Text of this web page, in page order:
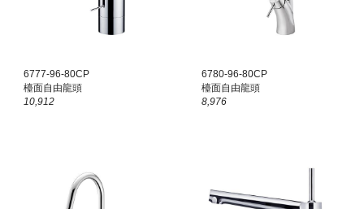
6777-96-80CP
檯面自由龍頭
10,912
6780-96-80CP
檯面自由龍頭
8,976